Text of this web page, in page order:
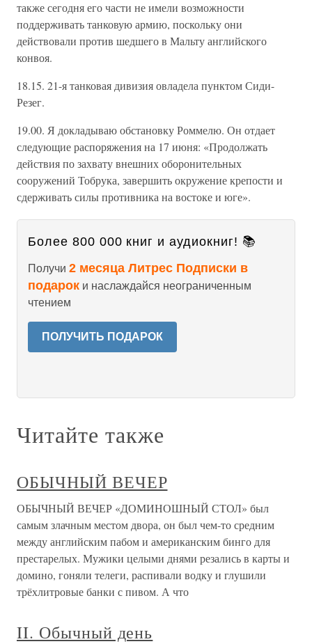
также сегодня его части не имели возможности
поддерживать танковую армию, поскольку они
действовали против шедшего в Мальту английского
конвоя.
18.15. 21-я танковая дивизия овладела пунктом Сиди-
Резег.
19.00. Я докладываю обстановку Роммелю. Он отдает
следующие распоряжения на 17 июня: «Продолжать
действия по захвату внешних оборонительных
сооружений Тобрука, завершить окружение крепости и
сдерживать силы противника на востоке и юге».
Более 800 000 книг и аудиокниг! 📚
Получи 2 месяца Литрес Подписки в
подарок и наслаждайся неограниченным
чтением
ПОЛУЧИТЬ ПОДАРОК
Читайте также
ОБЫЧНЫЙ ВЕЧЕР
ОБЫЧНЫЙ ВЕЧЕР «ДОМИНОШНЫЙ СТОЛ» был
самым злачным местом двора, он был чем-то средним
между английским пабом и американским бинго для
престарелых. Мужики целыми днями резались в карты и
домино, гоняли телеги, распивали водку и глушили
трёхлитровые банки с пивом. А что
II. Обычный день